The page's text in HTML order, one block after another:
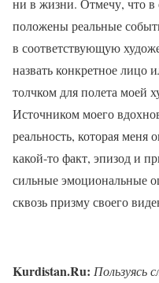
ни в жизни. Отмечу, что в
положены реальные
в соответствующую
назвать конкретное лицо
толчком для полета моей
Источником моего
реальность, которая меня
какой-то факт, эпизод и
сильные эмоциональные
сквозь призму своего
Kurdistan.Ru: Пользуясь